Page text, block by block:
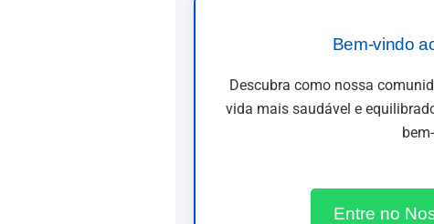
Bem-vindo
Descubra como nossa
vida mais saudável e
Entre no